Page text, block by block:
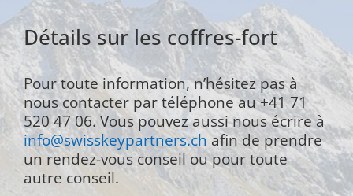
Détails sur les coffres-fort
Pour toute information, n’hésitez pas à
nous contacter par téléphone au +41 71
520 47 06. Vous pouvez aussi nous écrire à
info@swisskeypartners.chafin de prendre
un rendez-vous conseil ou pour toute
autre conseil.